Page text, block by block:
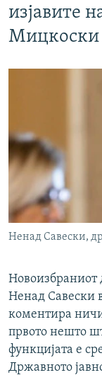
изјавите
Мицкоски
Ненад Савески,
Новоизбраниот
Ненад Савески
коментира
првото нешто
функцијата е
Државното